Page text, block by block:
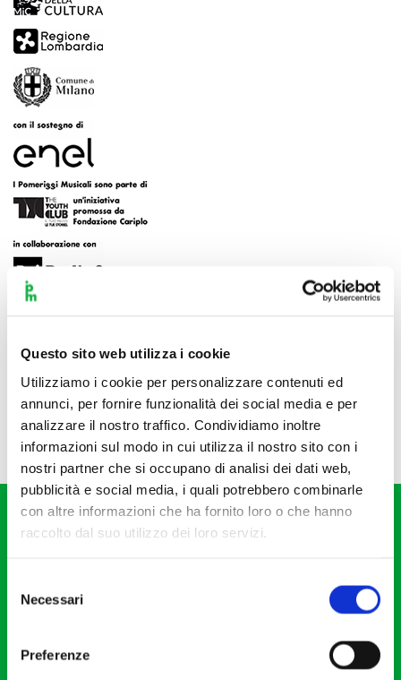
Questo sito web utilizza i cookie
Utilizziamo i cookie per personalizzare contenuti ed
annunci, per fornire funzionalità dei social media e per
analizzare il nostro traffico. Condividiamo inoltre
informazioni sul modo in cui utilizza il nostro sito con i
nostri partner che si occupano di analisi dei dati web,
pubblicità e social media, i quali potrebbero combinarle
con altre informazioni che ha fornito loro o che hanno
raccolto dal suo utilizzo dei loro servizi.
delNecessari
Preferenze
20121 Milano